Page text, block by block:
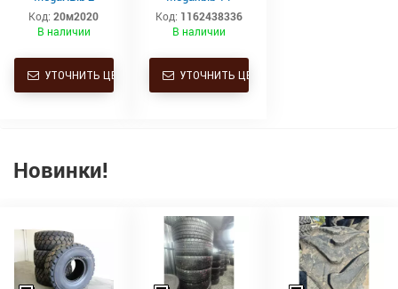
1050/50 R32
184A8/184B TL
Код: 20м2020
В наличии
УТОЧНИТЬ ЦЕНУ
Michelin
172a8/166d
Код: 1162438336
В наличии
УТОЧНИТЬ ЦЕНУ
Новинки!